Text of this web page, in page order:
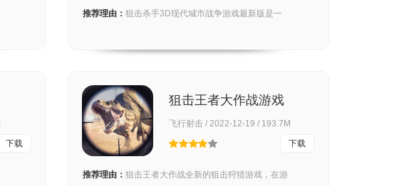
推荐理由： 狙击杀手3D现代城市战争游戏最新版是一
下载
狙击王者大作战游戏
飞行射击 / 2022-12-19 / 193.7M
下载
推荐理由： 狙击王者大作战全新的狙击狩猎游戏，在游